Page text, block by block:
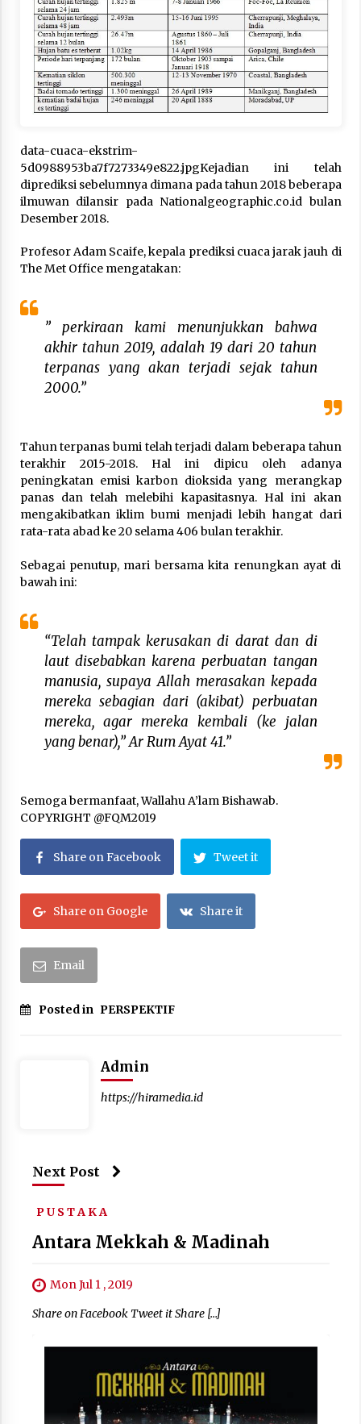
data-cuaca-ekstrim-
5d0988953ba7f7273349e822.jpgKejadian ini telah
diprediksi sebelumnya dimana pada tahun 2018 beberapa
ilmuwan dilansir pada Nationalgeographic.co.id bulan
Desember 2018.
Profesor Adam Scaife, kepala prediksi cuaca jarak jauh di
The Met Office mengatakan:
” perkiraan kami menunjukkan bahwa
akhir tahun 2019, adalah 19 dari 20 tahun
terpanas yang akan terjadi sejak tahun
2000.”
Tahun terpanas bumi telah terjadi dalam beberapa tahun
terakhir 2015-2018. Hal ini dipicu oleh adanya
peningkatan emisi karbon dioksida yang merangkap
panas dan telah melebihi kapasitasnya. Hal ini akan
mengakibatkan iklim bumi menjadi lebih hangat dari
rata-rata abad ke 20 selama 406 bulan terakhir.
Sebagai penutup, mari bersama kita renungkan ayat di
bawah ini:
“Telah tampak kerusakan di darat dan di
laut disebabkan karena perbuatan tangan
manusia, supaya Allah merasakan kepada
mereka sebagian dari (akibat) perbuatan
mereka, agar mereka kembali (ke jalan
yang benar),” Ar Rum Ayat 41.”
Semoga bermanfaat, Wallahu A’lam Bishawab.
COPYRIGHT @FQM2019
Share on Facebook Tweet it
Share on Google Share it
Email
Posted in PERSPEKTIF
Admin
https://hiramedia.id
Next Post
P U S T A K A
Antara Mekkah & Madinah
Mon Jul 1 , 2019
Share on Facebook Tweet it Share […]